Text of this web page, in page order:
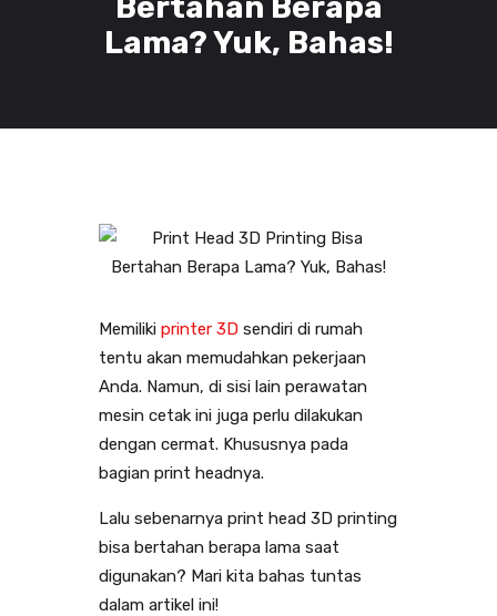
Lama? Yuk, Bahas!
Memiliki printer 3D sendiri di rumah
tentu akan memudahkan pekerjaan
Anda. Namun, di sisi lain perawatan
mesin cetak ini juga perlu dilakukan
dengan cermat. Khususnya pada
bagian print headnya.
Lalu sebenarnya print head 3D printing
bisa bertahan berapa lama saat
digunakan? Mari kita bahas tuntas
dalam artikel ini!